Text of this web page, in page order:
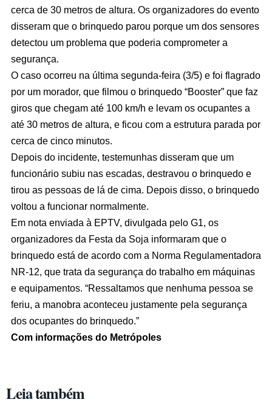
cerca de 30 metros de altura. Os organizadores do evento
disseram que o brinquedo parou porque um dos sensores
detectou um problema que poderia comprometer a
segurança.
O caso ocorreu na última segunda-feira (3/5) e foi flagrado
por um morador, que filmou o brinquedo “Booster” que faz
giros que chegam até 100 km/h e levam os ocupantes a
até 30 metros de altura, e ficou com a estrutura parada por
cerca de cinco minutos.
Depois do incidente, testemunhas disseram que um
funcionário subiu nas escadas, destravou o brinquedo e
tirou as pessoas de lá de cima. Depois disso, o brinquedo
voltou a funcionar normalmente.
Em nota enviada à EPTV, divulgada pelo G1, os
organizadores da Festa da Soja informaram que o
brinquedo está de acordo com a Norma Regulamentadora
NR-12, que trata da segurança do trabalho em máquinas
e equipamentos. “Ressaltamos que nenhuma pessoa se
feriu, a manobra aconteceu justamente pela segurança
dos ocupantes do brinquedo.”
Com informações do Metrópoles
Leia também